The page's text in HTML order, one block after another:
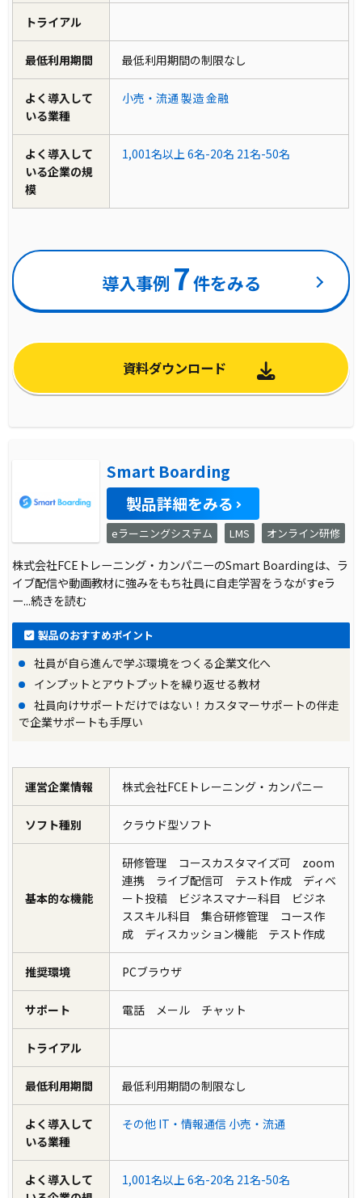
トライアル
最低利用期間 最低利用期間の制限なし
よく導入して
いる業種
小売・流通 製造金融
よく導入して
いる企業の規
模
1,001名以上 6名-20名 21名-50名
導入事例 7件をみる
資料ダウンロード
Smart Boarding
製品詳細をみる
eラーニングシステム LMS オンライン研修
株式会社FCEトレーニング・カンパニーのSmart Boardingは、ラ
イブ配信や動画教材に強みをもち社員に自走学習をうながすeラ
ー...続きを読む
製品のおすすめポイント
社員が自ら進んで学ぶ環境をつくる企業文化へ
インプットとアウトプットを繰り返せる教材
社員向けサポートだけではない！カスタマーサポートの伴走
で企業サポートも手厚い
運営企業情報 株式会社FCEトレーニング・カンパニー
ソフト種別 クラウド型ソフト
基本的な機能
研修管理 コースカスタマイズ可 zoom
連携 ライブ配信可 テスト作成 ディベ
ート投稿 ビジネスマナー科目 ビジネ
ススキル科目 集合研修管理 コース作
成 ディスカッション機能 テスト作成
推奨環境 PCブラウザ
サポート 電話 メール チャット
トライアル
最低利用期間 最低利用期間の制限なし
よく導入して
いる業種
その他 IT・情報通信 小売・流通
よく導入して
1,001名以上6名-20名 21名-50名